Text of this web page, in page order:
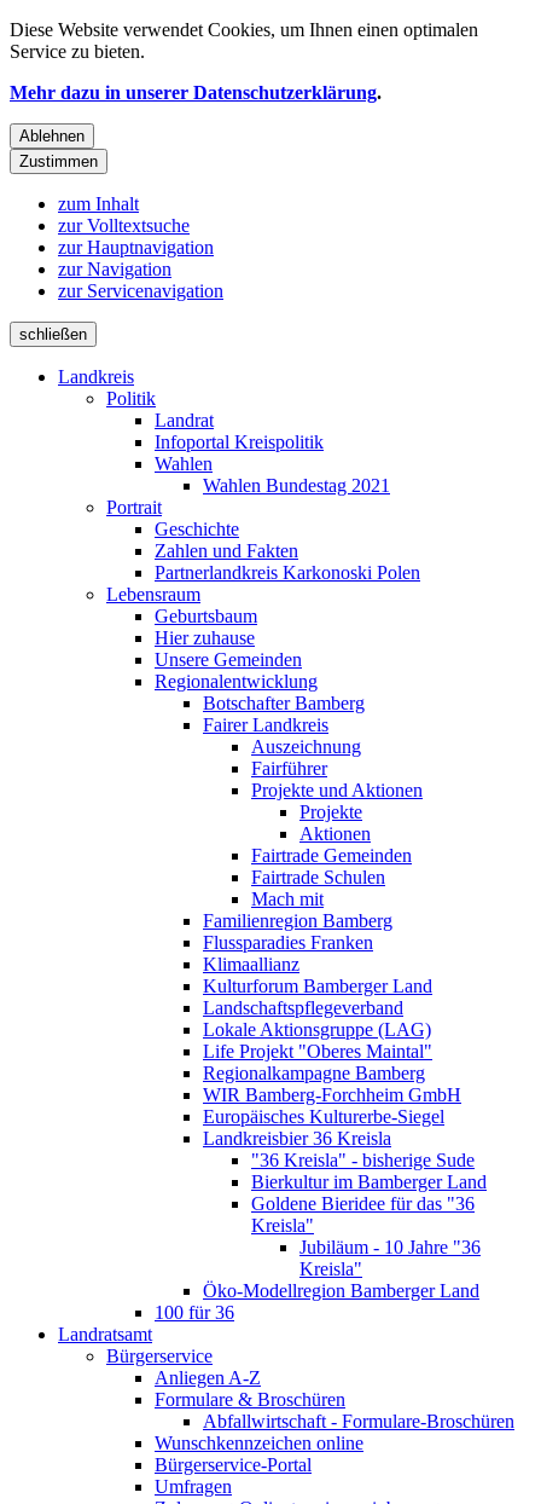
Diese Website verwendet Cookies, um Ihnen einen optimalen
Service zu bieten.
Mehr dazu in unserer Datenschutzerklärung.
Ablehnen
Zustimmen
zum Inhalt
zur Volltextsuche
zur Hauptnavigation
zur Navigation
zur Servicenavigation
schließen
Landkreis
Politik
Landrat
Infoportal Kreispolitik
Wahlen
Wahlen Bundestag 2021
Portrait
Geschichte
Zahlen und Fakten
Partnerlandkreis Karkonoski Polen
Lebensraum
Geburtsbaum
Hier zuhause
Unsere Gemeinden
Regionalentwicklung
Botschafter Bamberg
Fairer Landkreis
Auszeichnung
Fairführer
Projekte und Aktionen
Projekte
Aktionen
Fairtrade Gemeinden
Fairtrade Schulen
Mach mit
Familienregion Bamberg
Flussparadies Franken
Klimaallianz
Kulturforum Bamberger Land
Landschaftspflegeverband
Lokale Aktionsgruppe (LAG)
Life Projekt "Oberes Maintal"
Regionalkampagne Bamberg
WIR Bamberg-Forchheim GmbH
Europäisches Kulturerbe-Siegel
Landkreisbier 36 Kreisla
"36 Kreisla" - bisherige Sude
Bierkultur im Bamberger Land
Goldene Bieridee für das "36
Kreisla"
Jubiläum - 10 Jahre "36
Kreisla"
Öko-Modellregion Bamberger Land
100 für 36
Landratsamt
Bürgerservice
Anliegen A-Z
Formulare & Broschüren
Abfallwirtschaft - Formulare-Broschüren
Wunschkennzeichen online
Bürgerservice-Portal
Umfragen